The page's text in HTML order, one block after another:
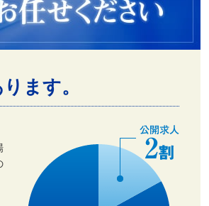
ます。